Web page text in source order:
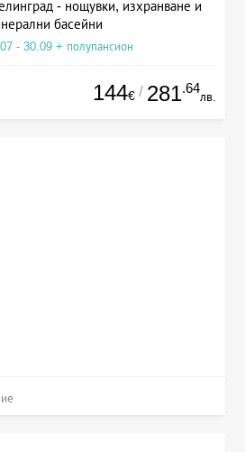
- нощувки, изхранване и
басейни
- 30.09 + полупансион
144€ / 281.64
лв.